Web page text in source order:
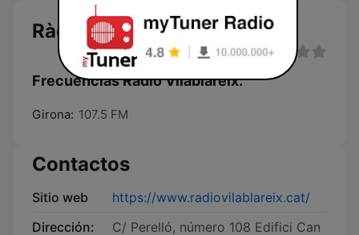
Ràdio Vilablareix en directo
Frecuencias Ràdio Vilablareix:
Girona: 107.5 FM
Contactos
Sitio web
https://www.radiovilablareix.cat/
Dirección:
C/ Perelló, número 108 Edifici Can